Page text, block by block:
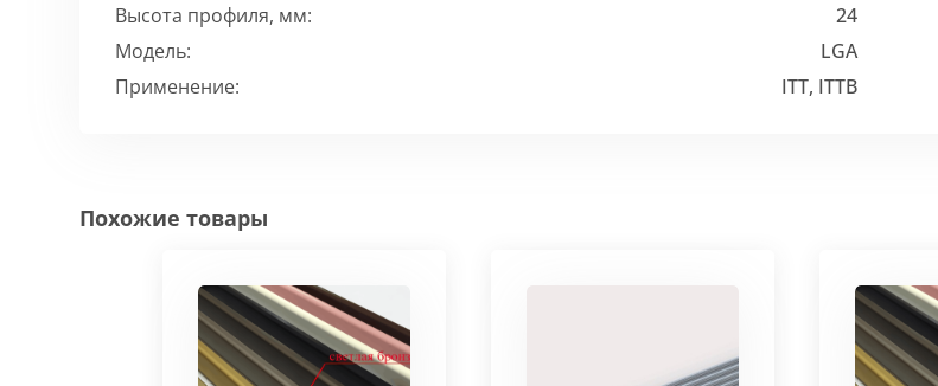
Высота профиля, мм:
24
Модель:
LGA
Применение:
ITT, ITTB
Похожие товары